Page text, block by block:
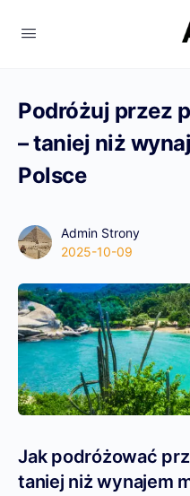
Podróżuj przez
– taniej niż
Polsce
Admin Strony
2025-10-09
Jak podróżować
taniej niż wynajem